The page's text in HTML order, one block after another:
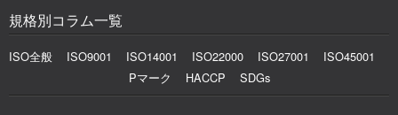
規格別コラム一覧
ISO全般 ISO9001 ISO14001 ISO22000 ISO27001
ISO45001
Pマーク
HACCP SDGs